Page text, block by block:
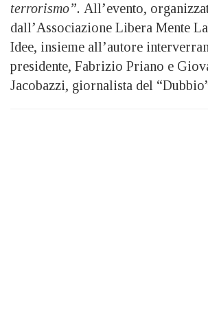
terrorismo”. All’evento,
dall’Associazione Libera Mente
Idee, insieme all’autore
presidente, Fabrizio Priano e
Jacobazzi, giornalista del